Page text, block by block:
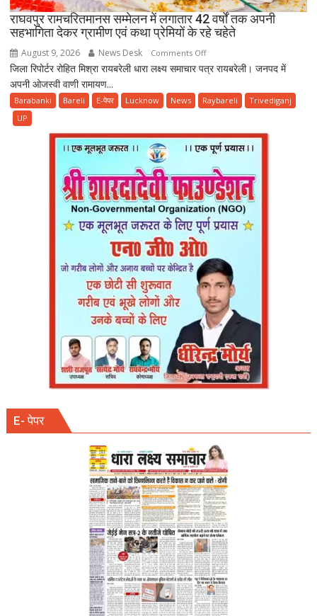
राघवपुर रामचरितमानस सम्मेलन में लगातार 42 वर्षों तक अपनी
सहभागिता देकर ग्रामीण एवं कथा प्रेमियों के रहे चहेते
August 9, 2026 News Desk Comments Offon
राघवपुर
सम्मेलन
42
तक
अपनी
सहभागिता
देकर
ग्रामीण
एवं
कथा
प्रेमियों
के
रहे
चहेते
जिला रिपोर्टर रोहित मिश्रा रायबरेली धारा लक्ष्य समाचार पत्र रायबरेली। जनपद में
अपनी ओजस्वी वाणी रामायण...
Barabanki Bareli E-पेपर Lucknow News Raybareli
Trivediganj
UP
E- पेपर